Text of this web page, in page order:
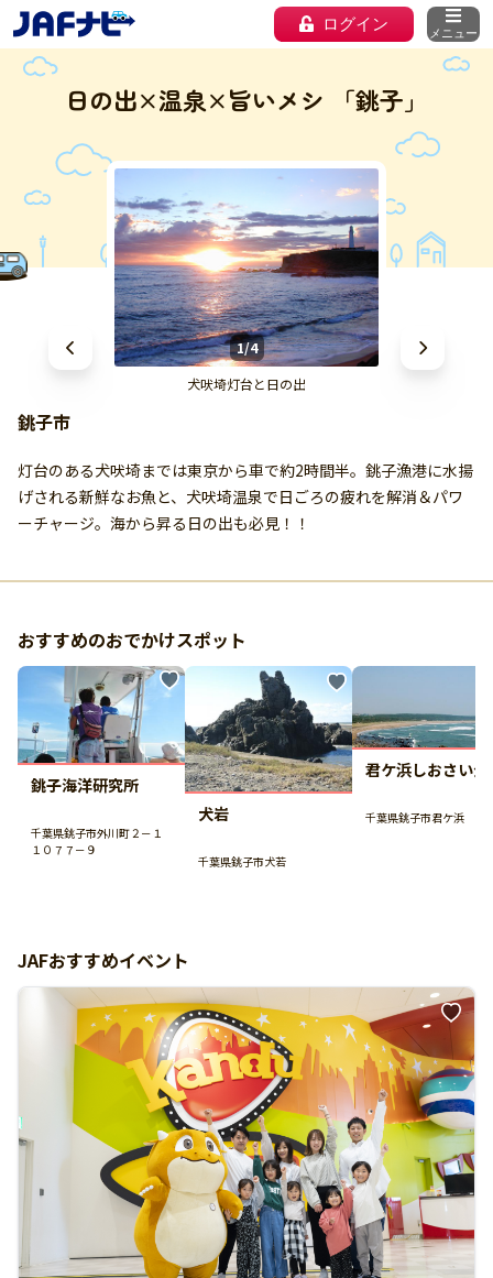
ログイン メニュー
日の出×温泉×旨いメシ 「銚子」
1/4
犬吠埼灯台と日の出
銚子市
灯台のある犬吠埼までは東京から車で約2時間半。銚子漁港に水揚
げされる新鮮なお魚と、犬吠埼温泉で日ごろの疲れを解消＆パワ
ーチャージ。海から昇る日の出も必見！！
おすすめのおでかけスポット
銚子海洋研究所
千葉県銚子市外川町２－１
１０７７－９
犬岩
千葉県銚子市犬若
君ケ浜しおさい公
千葉県銚子市君ケ浜
JAFおすすめイベント